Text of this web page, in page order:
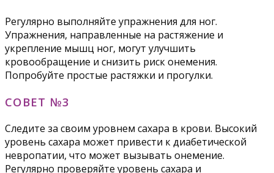
Регулярно выполняйте упражнения для ног.
Упражнения, направленные на растяжение и
укрепление мышц ног, могут улучшить
кровообращение и снизить риск онемения.
Попробуйте простые растяжки и прогулки.
СОВЕТ №3
Следите за своим уровнем сахара в крови. Высокий
уровень сахара может привести к диабетической
невропатии, что может вызывать онемение.
Регулярно проверяйте уровень сахара и